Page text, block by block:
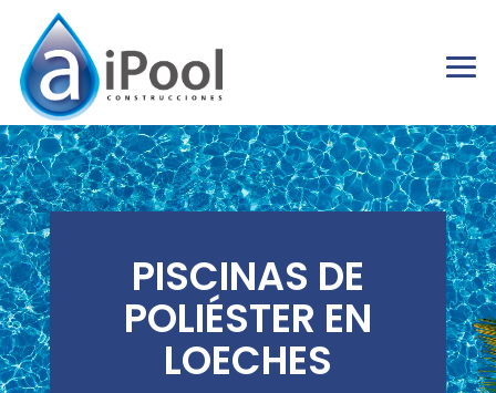
PISCINAS DE
POLIÉSTER EN
LOECHES